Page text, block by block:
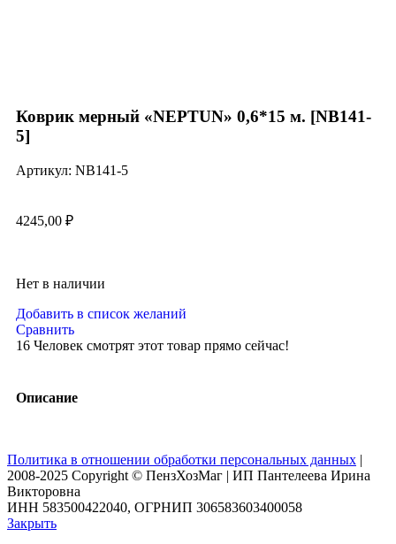
Коврик мерный «NEPTUN» 0,6*15 м. [NB141-
5]
Артикул: NB141-5
4245,00 ₽
Нет в наличии
Добавить в список желаний
Сравнить
16 Человек смотрят этот товар прямо сейчас!
Описание
Политика в отношении обработки персональных данных |
2008-2025 Copyright © ПензХозМаг | ИП Пантелеева Ирина
Викторовна
ИНН 583500422040, ОГРНИП 306583603400058
Закрыть